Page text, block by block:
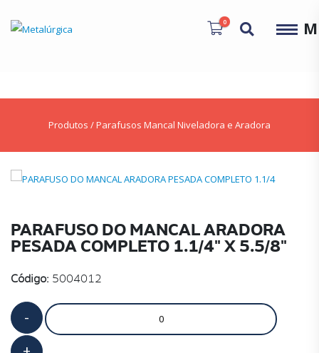
0
Produtos /Parafusos Mancal Niveladora e Aradora
PARAFUSO DO MANCAL ARADORA
PESADA COMPLETO 1.1/4" X 5.5/8"
Código: 5004012